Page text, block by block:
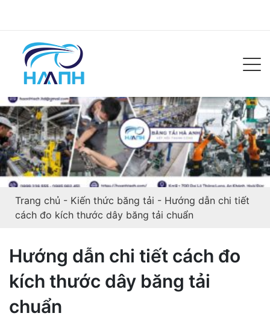
Trang chủ - Kiến thức băng tải - Hướng dẫn chi tiết
cách đo kích thước dây băng tải chuẩn
Hướng dẫn chi tiết cách đo
kích thước dây băng tải
chuẩn